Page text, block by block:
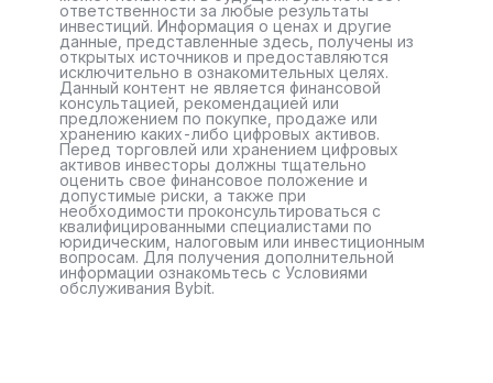
ответственности за любые результаты
инвестиций. Информация о ценах и другие
данные, представленные здесь, получены из
открытых источников и предоставляются
исключительно в ознакомительных целях.
Данный контент не является финансовой
консультацией, рекомендацией или
предложением по покупке, продаже или
хранению каких-либо цифровых активов.
Перед торговлей или хранением цифровых
активов инвесторы должны тщательно
оценить свое финансовое положение и
допустимые риски, а также при
необходимости проконсультироваться с
квалифицированными специалистами по
юридическим, налоговым или инвестиционным
вопросам. Для получения дополнительной
информации ознакомьтесь с Условиями
обслуживания Bybit.